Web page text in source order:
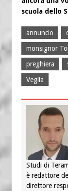
scuola dello
annuncio
monsignor
preghiera
Veglia
Studi di
è redattore
direttore